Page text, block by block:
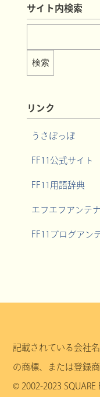
サイト内検索
リンク
うさぽっぽ
FF11公式サイト
FF11用語辞典
エフエフアンテナ
FF11ブログアン
記載されている会社
の商標、または登録商
© 2002-2023 SQUARE